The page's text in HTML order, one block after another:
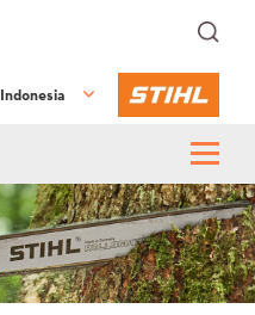
Indonesia